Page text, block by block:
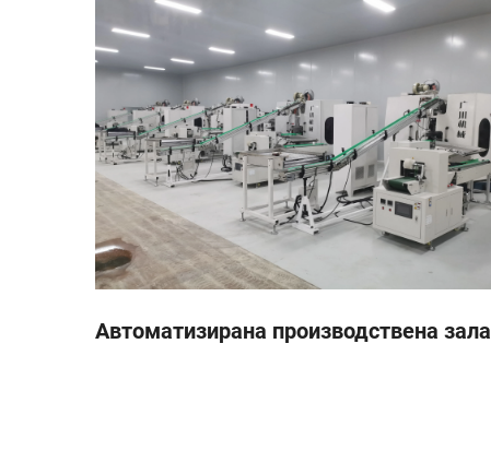
Автоматизирана производствена зала